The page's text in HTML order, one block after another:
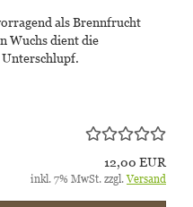
als Brennfrucht
Wuchs dient die
12,00 EUR
inkl. 7% MwSt. zzgl.Versand